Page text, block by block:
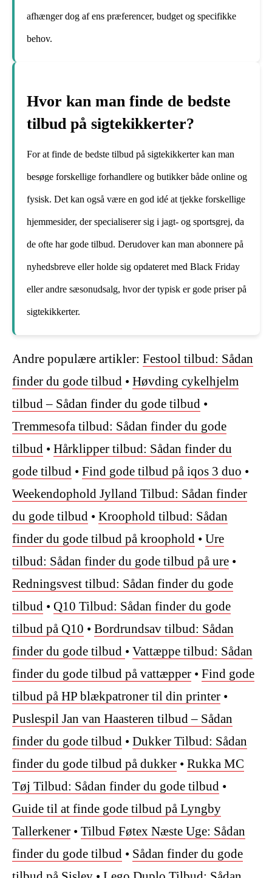
afhænger dog af ens præferencer, budget og specifikke
behov.
Hvor kan man finde de bedste
tilbud på sigtekikkerter?
For at finde de bedste tilbud på sigtekikkerter kan man
besøge forskellige forhandlere og butikker både online og
fysisk. Det kan også være en god idé at tjekke forskellige
hjemmesider, der specialiserer sig i jagt- og sportsgrej, da
de ofte har gode tilbud. Derudover kan man abonnere på
nyhedsbreve eller holde sig opdateret med Black Friday
eller andre sæsonudsalg, hvor der typisk er gode priser på
sigtekikkerter.
Andre populære artikler: Festool tilbud: Sådan
finder du gode tilbud • Høvding cykelhjelm
tilbud – Sådan finder du gode tilbud •
Tremmesofa tilbud: Sådan finder du gode
tilbud • Hårklipper tilbud: Sådan finder du
gode tilbud • Find gode tilbud på iqos 3 duo •
Weekendophold Jylland Tilbud: Sådan finder
du gode tilbud • Kroophold tilbud: Sådan
finder du gode tilbud på kroophold • Ure
tilbud: Sådan finder du gode tilbud på ure •
Redningsvest tilbud: Sådan finder du gode
tilbud • Q10 Tilbud: Sådan finder du gode
tilbud på Q10 • Bordrundsav tilbud: Sådan
finder du gode tilbud • Vattæppe tilbud: Sådan
finder du gode tilbud på vattæpper • Find gode
tilbud på HP blækpatroner til din printer •
Puslespil Jan van Haasteren tilbud – Sådan
finder du gode tilbud • Dukker Tilbud: Sådan
finder du gode tilbud på dukker • Rukka MC
Tøj Tilbud: Sådan finder du gode tilbud •
Guide til at finde gode tilbud på Lyngby
Tallerkener • Tilbud Føtex Næste Uge: Sådan
finder du gode tilbud • Sådan finder du gode